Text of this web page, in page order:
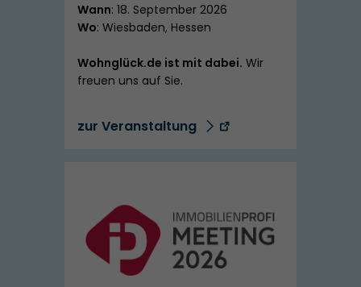
Wann: 18. September 2026
Wo: Wiesbaden, Hessen
Wohnglück.de ist mit dabei. Wir
freuen uns auf Sie.
zur Veranstaltung